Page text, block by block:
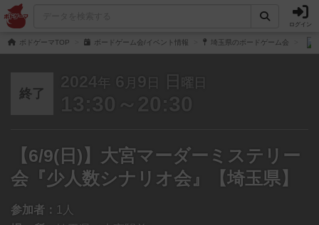
ログイン
ボドゲーマTOP ボードゲーム会/イベント情報 埼玉県のボードゲーム会
終了
2024年 6 月 9 日 日 曜日
13:30～20:30
【6/9(日)】大宮マーダーミステリー
会『少人数シナリオ会』【埼玉県】
参加者： 1人